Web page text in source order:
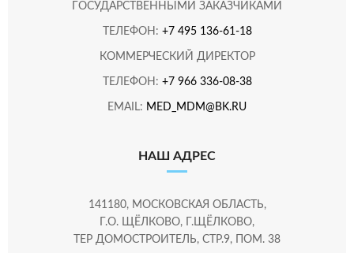
ГОСУДАРСТВЕННЫМИ ЗАКАЗЧИКАМИ
ТЕЛЕФОН: +7 495 136-61-18
КОММЕРЧЕСКИЙ ДИРЕКТОР
ТЕЛЕФОН: +7 966 336-08-38
EMAIL: MED_MDM@BK.RU
НАШ АДРЕС
141180, МОСКОВСКАЯ ОБЛАСТЬ,
Г.О. ЩЁЛКОВО, Г.ЩЁЛКОВО,
ТЕР ДОМОСТРОИТЕЛЬ, СТР.9, ПОМ. 38